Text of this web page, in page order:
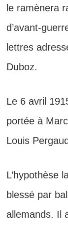
le ramènera
d’avant-
lettres
Duboz.
Le 6 avril
portée à
Louis
L’hypothèse
blessé par
allemands. Il